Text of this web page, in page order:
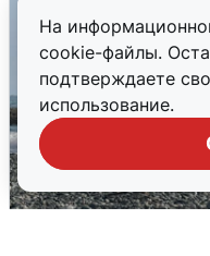
На
cookie-файлы.
подтверждаете
использование.